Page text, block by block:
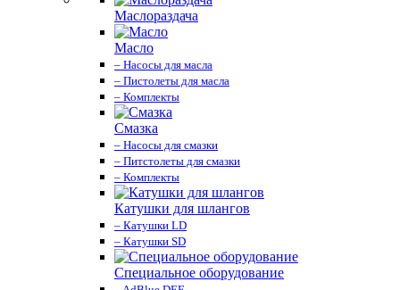
Маслораздача
Масло
– Насосы для масла
– Пистолеты для масла
– Комплекты
Смазка
– Насосы для смазки
– Питстолеты для смазки
– Комплекты
Катушки для шлангов
– Катушки LD
– Катушки SD
Специальное оборудование